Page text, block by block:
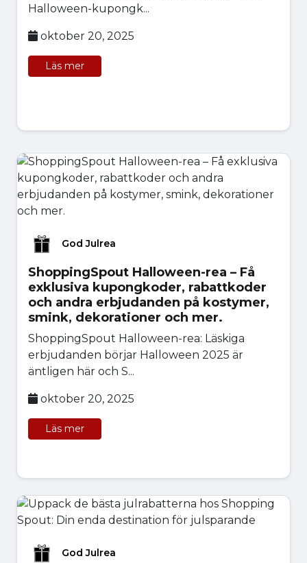
Halloween-kupongk...
oktober 20, 2025
Läs mer
God Julrea
ShoppingSpout Halloween-rea – Få
exklusiva kupongkoder, rabattkoder
och andra erbjudanden på kostymer,
smink, dekorationer och mer.
ShoppingSpout Halloween-rea: Läskiga
erbjudanden börjar Halloween 2025 är
äntligen här och S...
oktober 20, 2025
Läs mer
God Julrea